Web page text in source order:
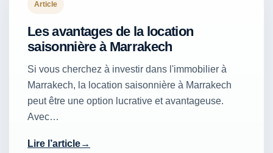
Article
Les avantages de la location
saisonnière à Marrakech
Si vous cherchez à investir dans l'immobilier à
Marrakech, la location saisonnière à Marrakech
peut être une option lucrative et avantageuse.
Avec…
Lire l’article